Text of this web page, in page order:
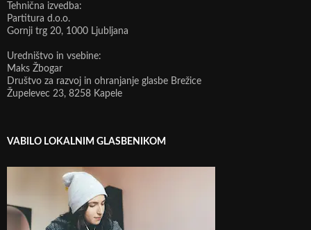
Tehnična izvedba:
Partitura d.o.o.
Gornji trg 20, 1000 Ljubljana
Uredništvo in vsebine:
Maks Žbogar
Društvo za razvoj in ohranjanje glasbe Brežice
Župelevec 23, 8258 Kapele
VABILO LOKALNIM GLASBENIKOM